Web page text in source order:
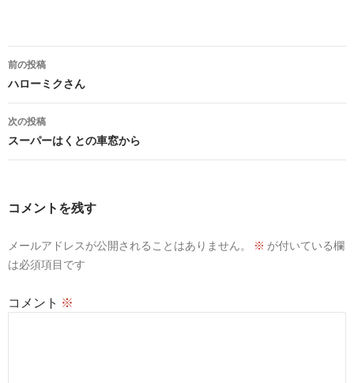
投
稿
ナ
ビ
ゲ
ョ
前の投稿
ハローミクさん
次の投稿
スーパーはくとの車窓から
コメントを残す
メールアドレスが公開されることはありません。 ※ が付いている欄
は必須項目です
コメント ※